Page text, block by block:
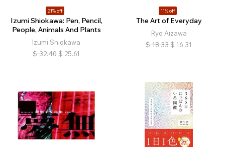
21% off
Izumi Shiokawa: Pen, Pencil,
People, Animals And Plants
Izumi Shiokawa
$ 32.40 $ 25.61
11% off
The Art of Everyday
Ryo Aizawa
$ 18.33 $ 16.31